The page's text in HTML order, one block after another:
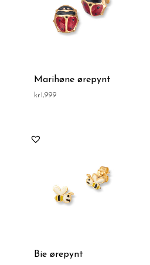
Marihøne ørepynt
kr1,999
Bie ørepynt